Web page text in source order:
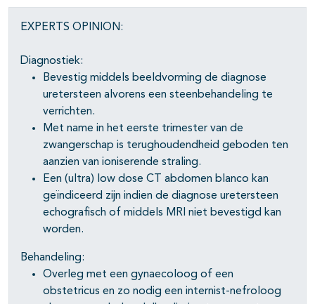
EXPERTS OPINION:
Diagnostiek:
Bevestig middels beeldvorming de diagnose
uretersteen alvorens een steenbehandeling te
verrichten.
Met name in het eerste trimester van de
zwangerschap is terughoudendheid geboden ten
aanzien van ioniserende straling.
Een (ultra) low dose CT abdomen blanco kan
geïndiceerd zijn indien de diagnose uretersteen
echografisch of middels MRI niet bevestigd kan
worden.
Behandeling:
Overleg met een gynaecoloog of een
obstetricus en zo nodig een internist-nefroloog